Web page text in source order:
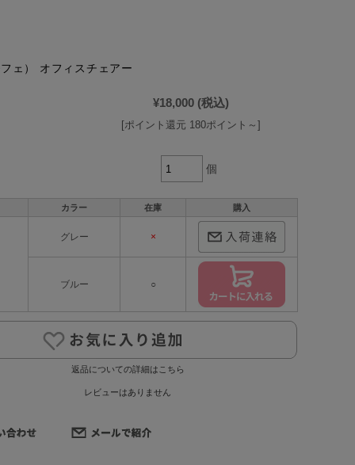
ェ） オフィスチェアー
¥18,000 (税込)
[ポイント還元 180ポイント～]
個
カラー 在庫 購入
グレー ×
ブルー ○
返品についての詳細はこちら
レビューはありません